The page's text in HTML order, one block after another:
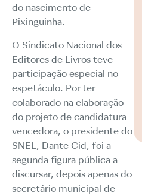
do nascimento de
Pixinguinha.
O Sindicato Nacional dos
Editores de Livros teve
participação especial no
espetáculo. Por ter
colaborado na elaboração
do projeto de candidatura
vencedora, o presidente do
SNEL, Dante Cid, foi a
segunda figura pública a
discursar, depois apenas do
secretário municipal de